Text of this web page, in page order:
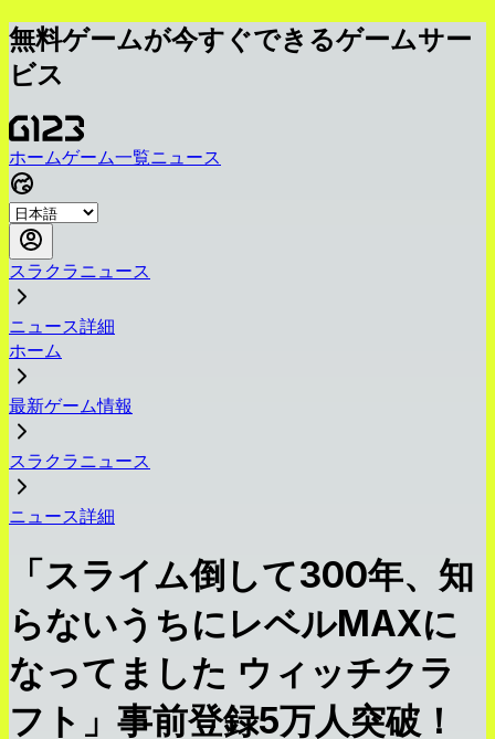
無料ゲームが今すぐできるゲームサー
ビス
ホームゲーム一覧ニュース
スラクラニュース
ニュース詳細
ホーム
最新ゲーム情報
スラクラニュース
ニュース詳細
「スライム倒して300年、知
らないうちにレベルMAXに
なってました ウィッチクラ
フト」事前登録5万人突破！